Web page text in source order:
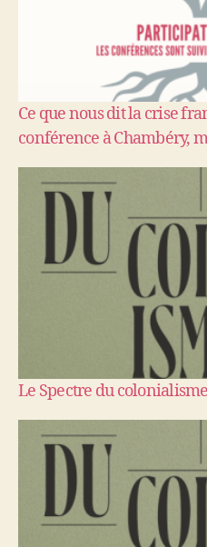
Ce que nous dit la crise
conférence à Chambéry,
Le Spectre du